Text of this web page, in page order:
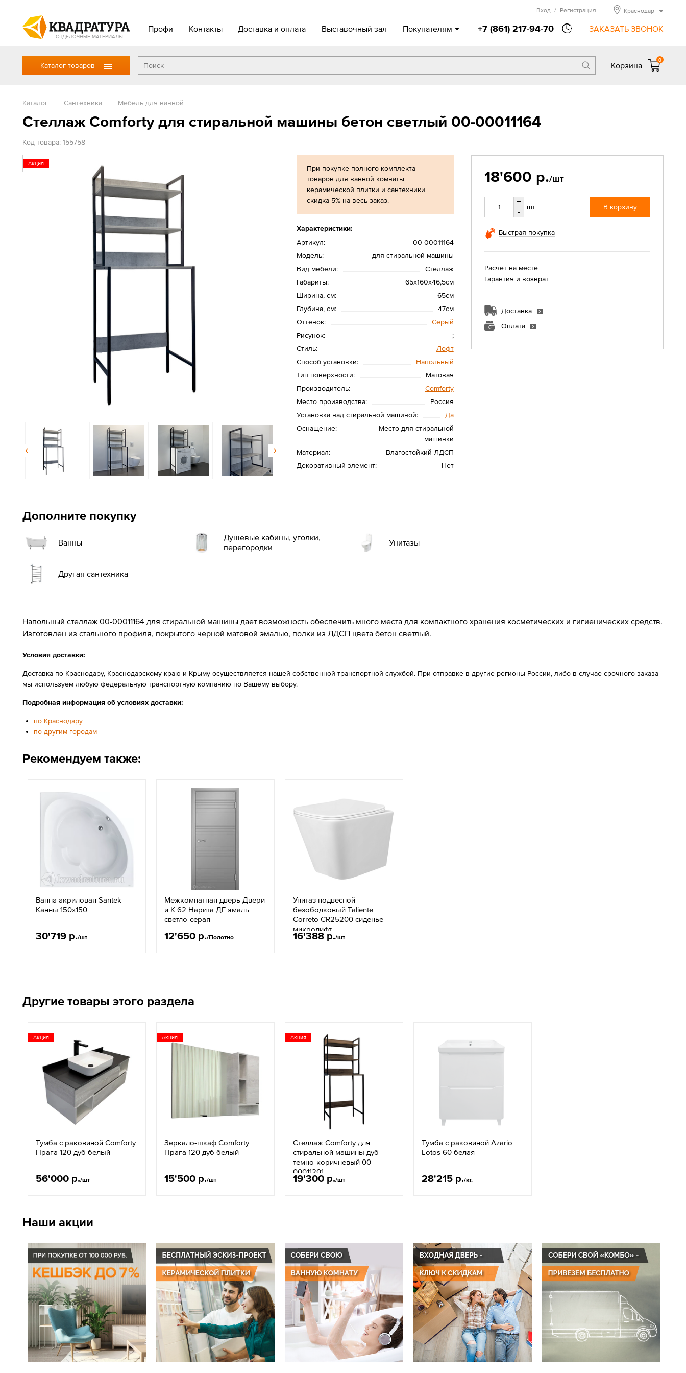
ОТДЕЛОЧНЫЕ МАТЕРИАЛЫ
Профи Контакты Доставка и оплата Выставочный зал Покупателям +7 (861) 217-94-70 ЗАКАЗАТЬ ЗВОНОК
Вход / Регистрация Краснодар
Каталог товаров Корзина
0
Каталог | Сантехника | Мебель для ванной
Стеллаж Comforty для стиральной машины бетон светлый 00-00011164
Код товара: 155758
Акция
При покупке полного комплекта
товаров для ванной комнаты
керамической плитки и сантехники
скидка 5% на весь заказ.
Характеристики:
Артикул:
00-00011164
Модель:
для стиральной машины
Вид мебели:
Стеллаж
Габариты:
65х160х46,5см
Ширина, см:
65см
Глубина, см:
47см
Оттенок:
Серый
Рисунок:
;
Стиль:
Лофт
Способ установки:
Напольный
Тип поверхности:
Матовая
Производитель:
Сomforty
Место производства:
Россия
Установка над стиральной машиной:
Да
Оснащение:
Место для стиральной
машинки
Материал:
Влагостойкий ЛДСП
Декоративный элемент:
Нет
18'600 р./шт
+
-
шт В корзину
Быстрая покупка
Расчет на месте
Гарантия и возврат
Доставка
Оплата
Дополните покупку
Ванны
Душевые кабины, уголки,
перегородки
Унитазы
Другая сантехника
Напольный стеллаж 00-00011164 для стиральной машины дает возможность обеспечить много места для компактного хранения косметических и гигиенических средств.
Изготовлен из стального профиля, покрытого черной матовой эмалью, полки из ЛДСП цвета бетон светлый.
Условия доставки:
Доставка по Краснодару, Краснодарскому краю и Крыму осуществляется нашей собственной транспортной службой. При отправке в другие регионы России, либо в случае срочного заказа -
мы используем любую федеральную транспортную компанию по Вашему выбору.
Подробная информация об условиях доставки:
по Краснодару
по другим городам
Рекомендуем также:
Ванна акриловая Santek
Канны 150х150
30'719 р./шт
Межкомнатная дверь Двери
и К 62 Нарита ДГ эмаль
светло-серая
12'650 р./Полотно
Унитаз подвесной
безободковый Taliente
Correto CR25200 сиденье
микролифт
16'388 р./шт
Другие товары этого раздела
Акция
Тумба с раковиной Comforty
Прага 120 дуб белый
56'000 р./шт
Акция
Зеркало-шкаф Comforty
Прага 120 дуб белый
15'500 р./шт
Акция
Стеллаж Comforty для
стиральной машины дуб
темно-коричневый 00-
00011201
19'300 р./шт
Тумба с раковиной Azario
Lotos 60 белая
28'215 р./кт.
Наши акции